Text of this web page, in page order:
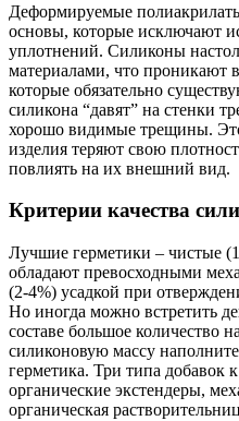
Деформируемые
основы, которые исключают
уплотнений. Силиконы
материалами, что проникают
которые обязательно
силикона “давят” на стенки
хорошо видимые трещины.
изделия теряют свою
повлиять на их внешний вид.
Критерии качества
Лучшие герметики – чистые
обладают превосходными
(2-4%) усадкой при
Но иногда можно встретить
составе большое количество
силиконовую массу
герметика. Три типа добавок
органические экстендеры,
органическая